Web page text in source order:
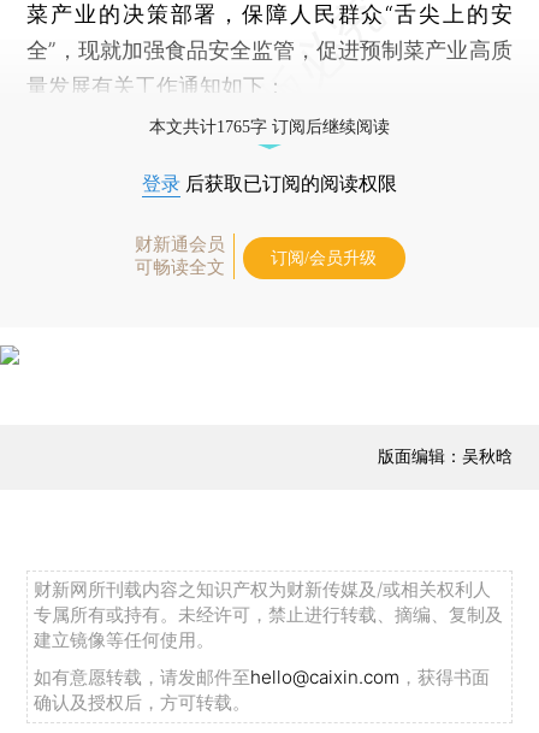
菜产业的决策部署，保障人民群众“舌尖上的安
全”，现就加强食品安全监管，促进预制菜产业高质
量发展有关工作通知如下：
本文共计1765字 订阅后继续阅读
登录 后获取已订阅的阅读权限
财新通会员
可畅读全文
订阅/会员升级
版面编辑：吴秋晗
财新网所刊载内容之知识产权为财新传媒及/或相关权利人
专属所有或持有。未经许可，禁止进行转载、摘编、复制及
建立镜像等任何使用。
如有意愿转载，请发邮件至hello@caixin.com ，获得书面
确认及授权后，方可转载。